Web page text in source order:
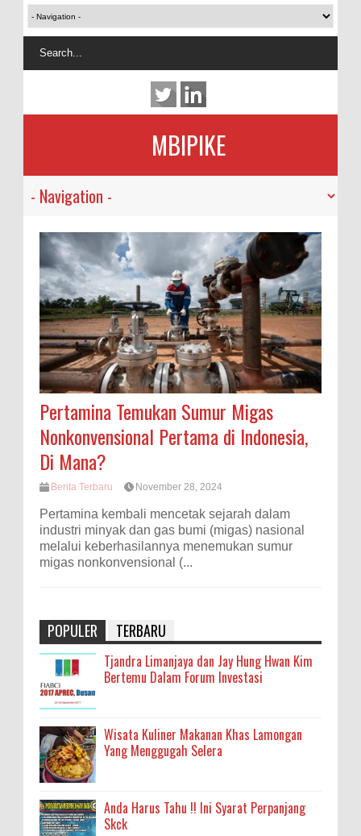
MBIPIKE
Pertamina Temukan Sumur Migas
Nonkonvensional Pertama di Indonesia,
Di Mana?
Berita Terbaru November 28, 2024
Pertamina kembali mencetak sejarah dalam
industri minyak dan gas bumi (migas) nasional
melalui keberhasilannya menemukan sumur
migas nonkonvensional (...
POPULER TERBARU
Tjandra Limanjaya dan Jay Hung Hwan Kim
Bertemu Dalam Forum Investasi
Wisata Kuliner Makanan Khas Lamongan
Yang Menggugah Selera
Anda Harus Tahu !! Ini Syarat Perpanjang
Skck